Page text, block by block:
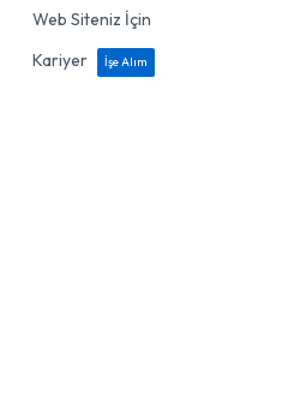
Web Siteniz İçin
Kariyer
İşe Alım